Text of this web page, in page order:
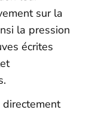
sur la
la pression
écrites